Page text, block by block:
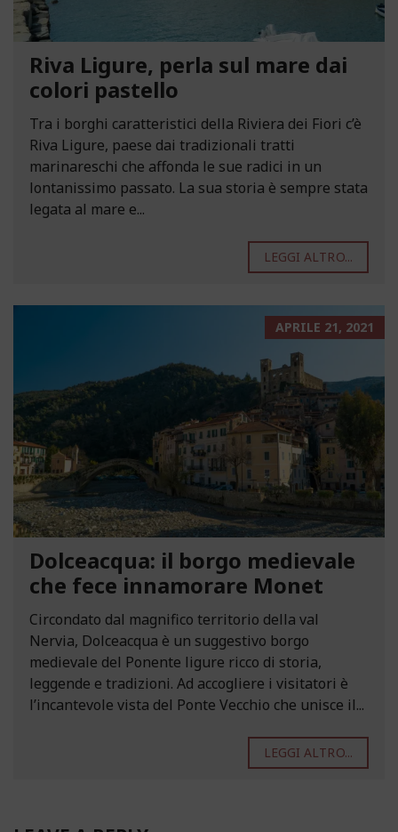
Riva Ligure, perla sul mare dai
colori pastello
Tra i borghi caratteristici della Riviera dei Fiori c’è
Riva Ligure, paese dai tradizionali tratti
marinareschi che affonda le sue radici in un
lontanissimo passato. La sua storia è sempre stata
legata al mare e...
LEGGI ALTRO...
APRILE 21, 2021
Dolceacqua: il borgo medievale
che fece innamorare Monet
Circondato dal magnifico territorio della val
Nervia, Dolceacqua è un suggestivo borgo
medievale del Ponente ligure ricco di storia,
leggende e tradizioni. Ad accogliere i visitatori è
l’incantevole vista del Ponte Vecchio che unisce il...
LEGGI ALTRO...